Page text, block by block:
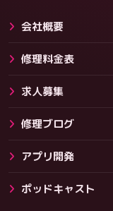
その他サービス
会社概要
修理料金表
求人募集
修理ブログ
アプリ開発
ポッドキャスト